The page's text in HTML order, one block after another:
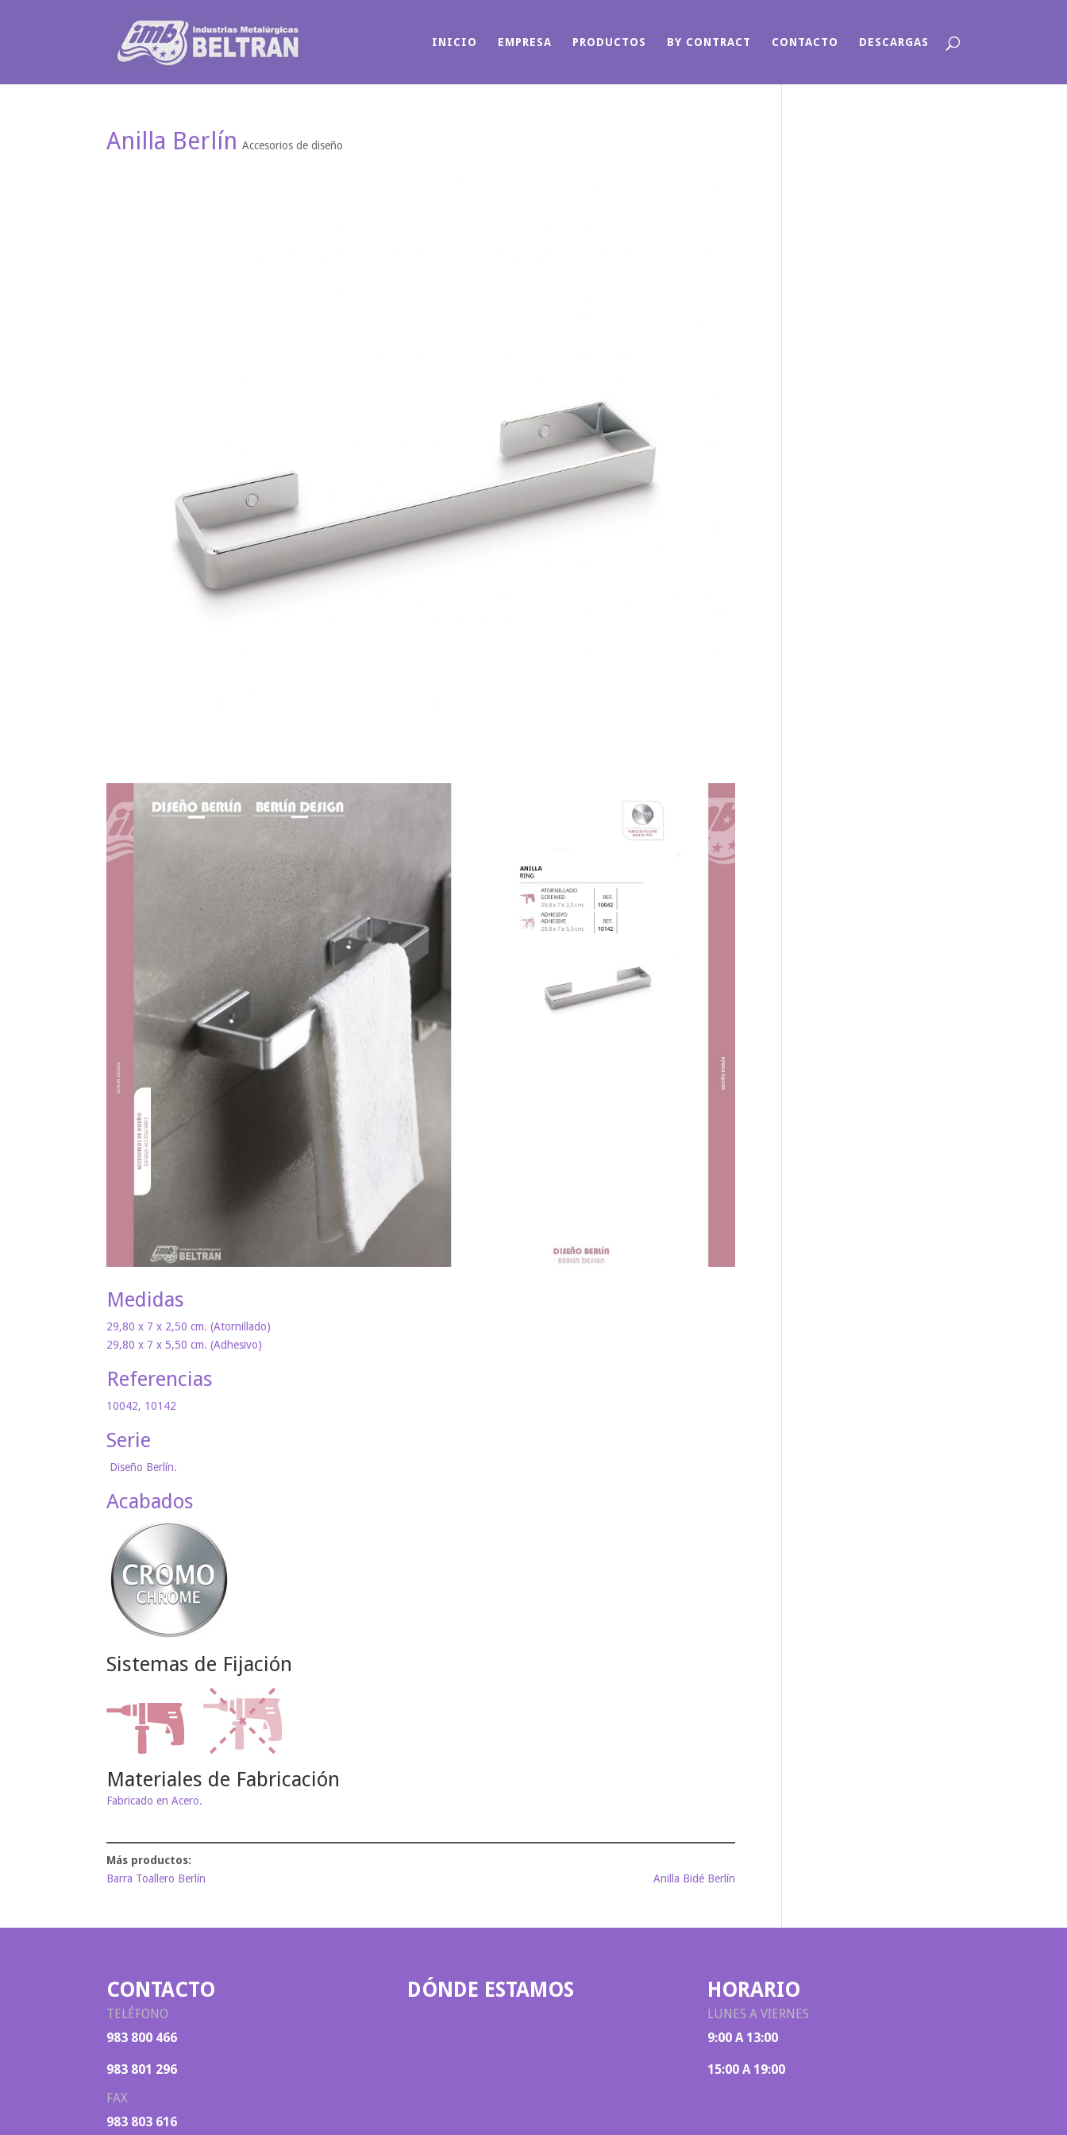
INICIO EMPRESA PRODUCTOS BY CONTRACT CONTACTO DESCARGAS
Anilla Berlín Accesorios de diseño
Medidas
29,80 x 7 x 2,50 cm. (Atornillado)
29,80 x 7 x 5,50 cm. (Adhesivo)
Referencias
10042, 10142
Serie
Diseño Berlín.
Acabados
Sistemas de Fijación
Materiales de Fabricación
Fabricado en Acero.
Barra Toallero Berlín Anilla Bidé Berlín
CONTACTO
TELÉFONO
983 800 466
983 801 296
FAX
983 803 616
DÓNDE ESTAMOS HORARIO
LUNES A VIERNES
9:00 A 13:00
15:00 A 19:00